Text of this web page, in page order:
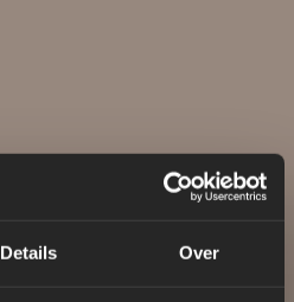
Details Over